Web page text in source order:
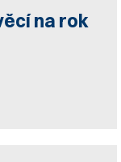
na rok